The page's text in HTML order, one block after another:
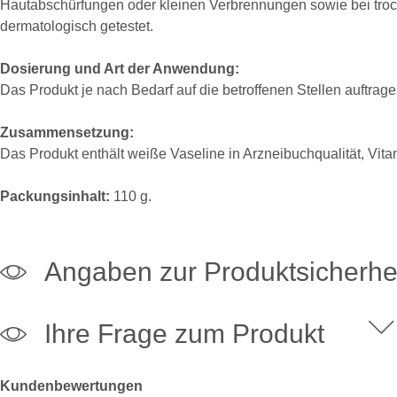
Hautabschürfungen oder kleinen Verbrennungen sowie bei
dermatologisch getestet.
Dosierung und Art der Anwendung:
Das Produkt je nach Bedarf auf die betroffenen Stellen
Zusammensetzung:
Das Produkt enthält weiße Vaseline in Arzneibuchqualität,
Packungsinhalt: 110 g.
Angaben zur
Ihre Frage zum Produkt
Kundenbewertungen